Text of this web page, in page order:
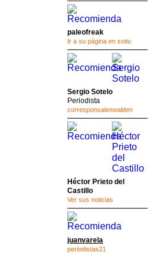
paleofreak
Ir a su página en soitu
Sergio Sotelo
Periodista
corresponsalenwalden
Héctor Prieto del
Castillo
Ver sus noticias
juanvarela
periodistas21